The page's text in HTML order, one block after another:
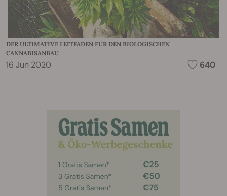
DER ULTIMATIVE LEITFADEN FÜR DEN BIOLOGISCHEN
CANNABISANBAU
16 Jun 2020 640